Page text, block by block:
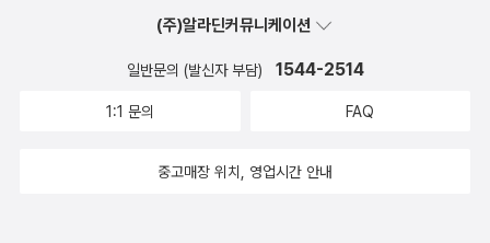
잼이라 그냥 제끼고 다른 책부터 읽어야겠다며 ㅋㅋㅋㅋㅋ 그래도
있습니다. 2월에 못 읽은 걸 만회하는 것 같기도 하고요. 헤헤.. 6월
의 마지막 날을 반가운 장밋비로 장식하고 7월부터 또 달려봅시다!
서 잠깐 뭘 먼저 읽을까? 고민을 해 본다. 영접 예정 도서들. 마야
나를 분노케-_- 한다. 책 한 권에 여백이 넘쳐나게끔 편집하고 분권이
라니... 짜증나서 일단 도서관에서 빌려 읽은 다음 구매를 고민해 보기
그걸 이제서야 ㅋㅋㅋ 보게되었다!! 아비코 다케마루의 [0의 살
(주)알라딘커뮤니케이션
일반문의 (발신자 부담) 1544-2514
1:1 문의 FAQ
중고매장 위치, 영업시간 안내